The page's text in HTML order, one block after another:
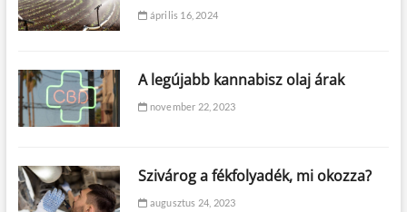
április 16, 2024
A legújabb kannabisz olaj árak
november 22, 2023
Szivárog a fékfolyadék, mi okozza?
augusztus 24, 2023